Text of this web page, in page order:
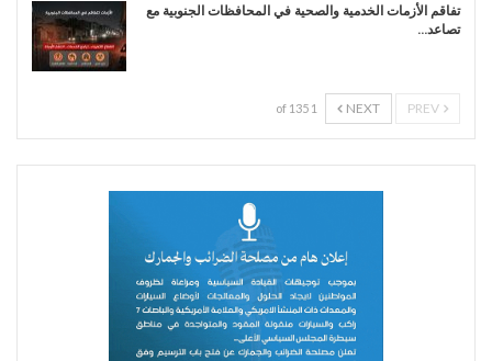
تفاقم الأزمات الخدمية والصحية في المحافظات الجنوبية مع
تصاعد…
NEXT
1 of 135